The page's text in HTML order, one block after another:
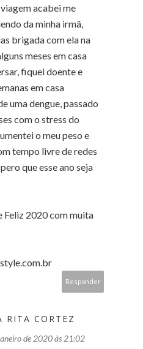
acabei me
da minha irmã,
brigada com ela na
meses em casa
fiquei doente e
em casa
uma dengue, passado
com o stress do
o meu peso e
tempo livre de redes
que esse ano seja
Feliz 2020 com muita
Responder
RITA CORTEZ
de 2020 às 21:02